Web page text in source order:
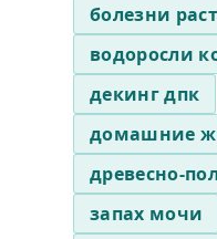
болезни
водоросли
декинг дпк
домашние
древесно-
запах мочи